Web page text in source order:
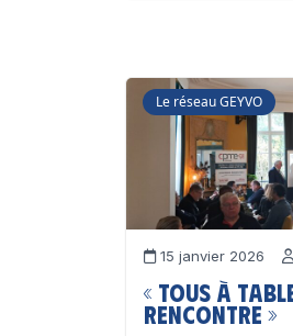
Le réseau GEYVO
15 janvier 2026
« Tous à
Rencontre »